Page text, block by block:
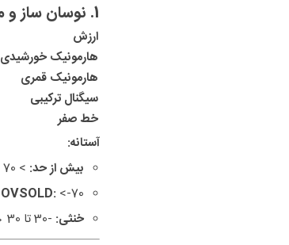
1. نوسان ساز و مقادیر اصلی
ارزش
هارمونیک خورشیدی
هارمونیک قمری
سیگنال ترکیبی
خط صفر
آستانه:
بیش از حد: > 70 → پتانسیل سیگنال را بفروشید
OVSOLD: <-70 → پتانسیل سیگنال را بخرید
خنثی: -30 تا 30 → صبر کنید